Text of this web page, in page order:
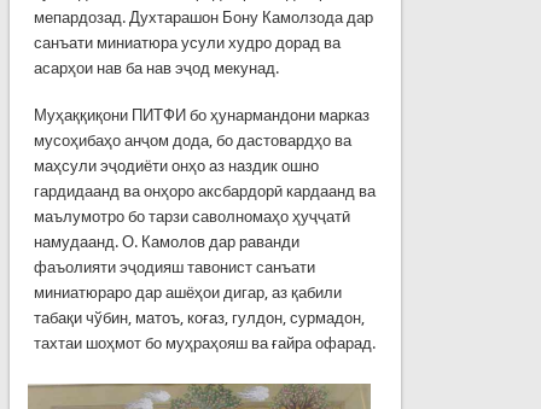
мепардозад. Духтарашон Бону Камолзода дар
санъати миниатюра усули худро дорад ва
асарҳои нав ба нав эҷод мекунад.
Муҳаққиқони ПИТФИ бо ҳунармандони марказ
мусоҳибаҳо анҷом дода, бо дастовардҳо ва
маҳсули эҷодиёти онҳо аз наздик ошно
гардидаанд ва онҳоро аксбардорӣ кардаанд ва
маълумотро бо тарзи саволномаҳо ҳуҷҷатӣ
намудаанд. О. Камолов дар раванди
фаъолияти эҷодияш тавонист санъати
миниатюраро дар ашёҳои дигар, аз қабили
табақи чўбин, матоъ, коғаз, гулдон, сурмадон,
тахтаи шоҳмот бо муҳраҳояш ва ғайра офарад.